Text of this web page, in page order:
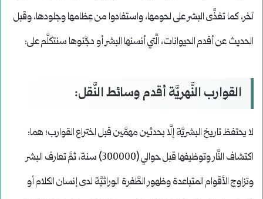
آخر، كما تغذَّى البشر على لحومها، واستفادوا من عِظامها وجلودها، وقبل
الحديث عن أقدم الحيوانات، الَّتي أنسنها البشر أو دجَّنوها سنتكلَّم على:
القوارب النَّهريَّة أقدم وسائط النَّقل:
لا يحتفظ تاريخ البشريَّة إلَّا بحدثين مهمَّين قبل اختراع القوارب؛ هما:
اكتشاف النَّار وتوظيفها قبل حوالي (300000) سنة، ثمَّ تعارف البشر
وتزاوج الأقوام المتباعدة وظهور الطَّفرة الوراثيَّة لدى إنسان الكلام أو